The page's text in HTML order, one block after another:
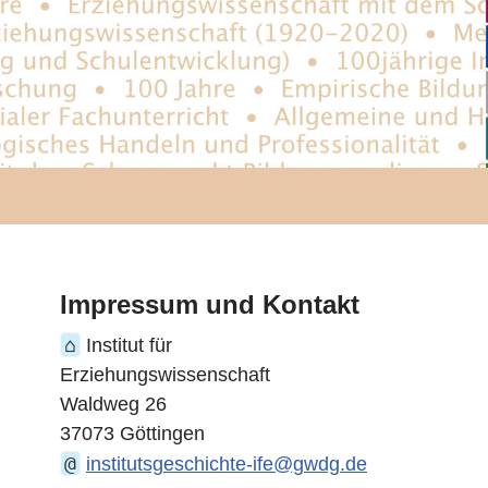
Impressum und Kontakt
⌂ Institut für
Erziehungswissenschaft
Waldweg 26
37073 Göttingen
@ institutsgeschichte-ife@gwdg.de